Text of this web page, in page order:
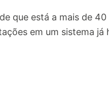
que está a mais de
em um sistema já